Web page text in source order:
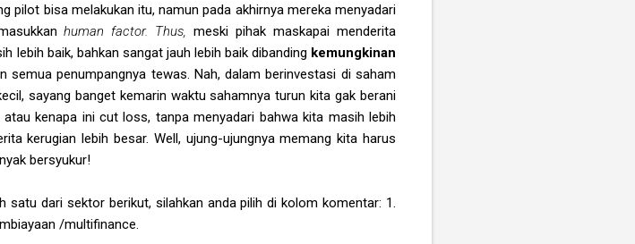
pilot bisa melakukan itu, namun pada akhirnya mereka menyadari
human factor. Thus,meski pihak maskapai menderita
lebih baik, bahkan sangat jauh lebih baik dibanding kemungkinan
semua penumpangnya tewas. Nah, dalam berinvestasi di saham
sayang banget kemarin waktu sahamnya turun kita gak berani
kenapa ini cut loss, tanpa menyadari bahwa kita masih lebih
kerugian lebih besar. Well, ujung-ujungnya memang kita harus
bersyukur!
dari sektor berikut, silahkan anda pilih di kolom komentar: 1.
/multifinance.